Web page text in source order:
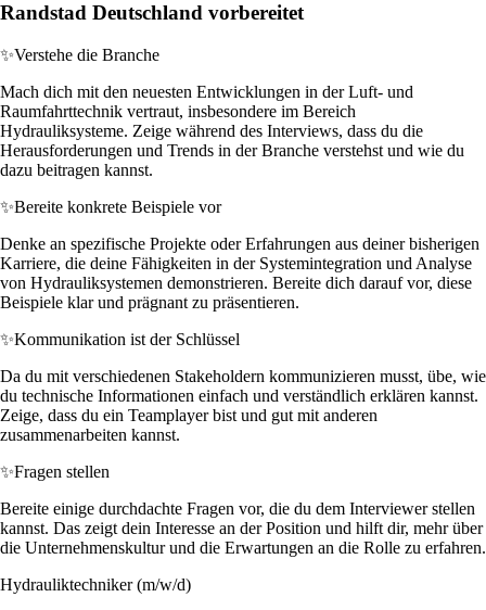
Randstad Deutschland vorbereitet
✨Verstehe die Branche
Mach dich mit den neuesten Entwicklungen in der Luft- und
Raumfahrttechnik vertraut, insbesondere im Bereich
Hydrauliksysteme. Zeige während des Interviews, dass du die
Herausforderungen und Trends in der Branche verstehst und wie du
dazu beitragen kannst.
✨Bereite konkrete Beispiele vor
Denke an spezifische Projekte oder Erfahrungen aus deiner bisherigen
Karriere, die deine Fähigkeiten in der Systemintegration und Analyse
von Hydrauliksystemen demonstrieren. Bereite dich darauf vor, diese
Beispiele klar und prägnant zu präsentieren.
✨Kommunikation ist der Schlüssel
Da du mit verschiedenen Stakeholdern kommunizieren musst, übe, wie
du technische Informationen einfach und verständlich erklären kannst.
Zeige, dass du ein Teamplayer bist und gut mit anderen
zusammenarbeiten kannst.
✨Fragen stellen
Bereite einige durchdachte Fragen vor, die du dem Interviewer stellen
kannst. Das zeigt dein Interesse an der Position und hilft dir, mehr über
die Unternehmenskultur und die Erwartungen an die Rolle zu erfahren.
Hydrauliktechniker (m/w/d)